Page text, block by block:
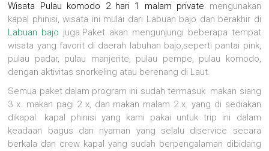
Wisata Pulau komodo 2 hari 1 malam private mengunakan
kapal phinisi, wisata ini mulai dari Labuan bajo dan berakhir di
Labuan bajo juga.Paket akan mengunjungi beberapa tempat
wisata yang favorit di daerah labuhan bajo,seperti pantai pink,
pulau padar, pulau manjerite, pulau pempe, pulau komodo,
dengan aktivitas snorkeling atau berenang di Laut.
Semua paket dalam program ini sudah termasuk makan siang
3 x. makan pagi 2 x, dan makan malam 2 x. yang di sediakan
dikapal. kapal phinisi yang kami pakai untuk trip ini dalam
keadaan bagus dan nyaman yang selalu diservice secara
berkala dan crew kapal yang sudah berpengalaman dibidang